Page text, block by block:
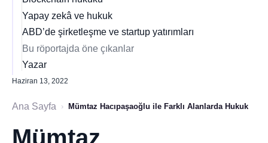
Yapay zekâ ve hukuk
ABD’de şirketleşme ve startup yatırımları
Bu röportajda öne çıkanlar
Yazar
Haziran 13, 2022
Ana Sayfa › Mümtaz Hacıpaşaoğlu ile Farklı Alanlarda Hukuk
Mümtaz